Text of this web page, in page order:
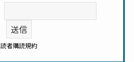
読者購読規約